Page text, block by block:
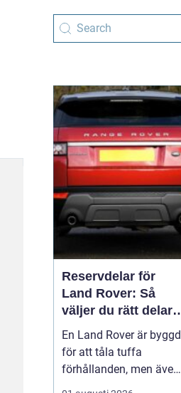
Reservdelar för
Land Rover: Så
väljer du rätt delar
för lång livslängd
och trygg körning
En Land Rover är byggd
för att tåla tuffa
förhållanden, men även
den mest robusta bil